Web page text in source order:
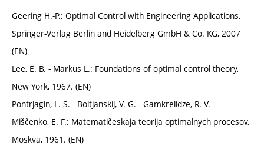
Geering H.-P.: Optimal Control with Engineering Applications,
Springer-Verlag Berlin and Heidelberg GmbH & Co. KG, 2007
(EN)
Lee, E. B. - Markus L.: Foundations of optimal control theory,
New York, 1967. (EN)
Pontrjagin, L. S. - Boltjanskij, V. G. - Gamkrelidze, R. V. -
Miščenko, E. F.: Matematičeskaja teorija optimalnych procesov,
Moskva, 1961. (EN)